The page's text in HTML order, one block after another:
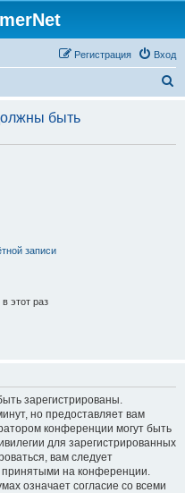
Вход
Регистрация
с
быть
записи
этот раз
зарегистрированы.
но предоставляет вам
конференции могут быть
для зарегистрированных
вам следует
на конференции.
означает согласие со всеми